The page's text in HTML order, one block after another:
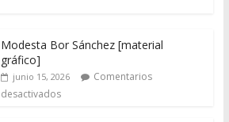
Modesta Bor Sánchez [material
gráfico]
junio 15, 2026
Comentarios
desactivados